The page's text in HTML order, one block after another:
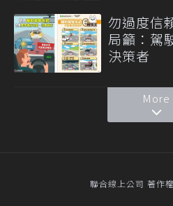
勿過度信
局籲：駕
決策者
More
聯合線上公司 著作